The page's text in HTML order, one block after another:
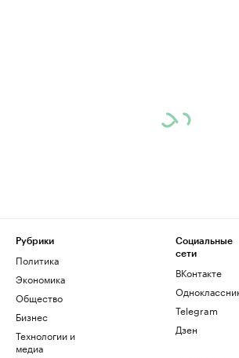
Рубрики
Политика
Экономика
Общество
Бизнес
Технологии и
медиа
Социальные
сети
ВКонтакте
Telegram
Дзен